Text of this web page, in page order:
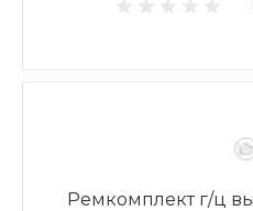
Ремкомплект г/ц